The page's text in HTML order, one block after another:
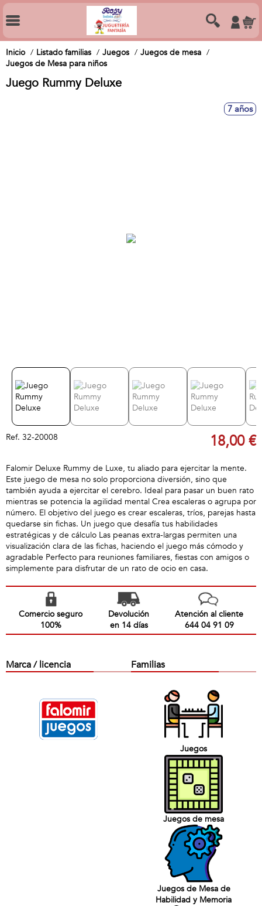
Inicio Listado familias Juegos
Juegos de mesa
Juegos de Mesa para niños
Juego Rummy Deluxe
7 años
Ref. 32-20008 18,00 €
Falomir Deluxe Rummy de Luxe, tu aliado para ejercitar la mente.
Este juego de mesa no solo proporciona diversión, sino que
también ayuda a ejercitar el cerebro. Ideal para pasar un buen rato
mientras se potencia la agilidad mental Crea escaleras o agrupa por
número. El objetivo del juego es crear escaleras, tríos, parejas hasta
quedarse sin fichas. Un juego que desafía tus habilidades
estratégicas y de cálculo Las peanas extra-largas permiten una
visualización clara de las fichas, haciendo el juego más cómodo y
agradable Perfecto para reuniones familiares, fiestas con amigos o
simplemente para disfrutar de un rato de ocio en casa.
Comercio seguro
100%
Devolución
en 14 días
Atención al cliente
644 04 91 09
Marca / licencia Familias
Juegos
Juegos de mesa
Juegos de Mesa de
Habilidad y Memoria